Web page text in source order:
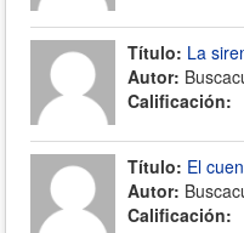
Título: La
Autor:
Calificación:
Título: El
Autor:
Calificación: